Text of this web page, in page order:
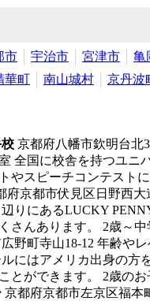
市 宇治市 宮津市 亀
華町 南山城村 京丹波
京都府八幡市欽明台北
全国に校舎を持つユ
やスピーチコンテスト
府京都市伏見区日野西大
りにあるLUCKY
さんあります。 2歳～
野町寺山18-12 年齢や
にはアメリカ出身の
とができます。 2歳の
京都府京都市左京区福本